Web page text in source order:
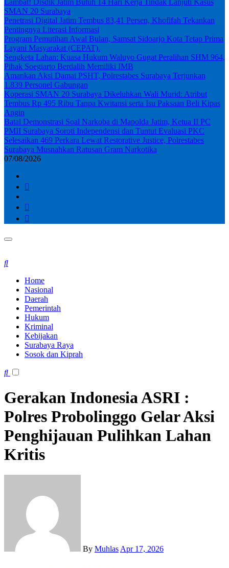
SMAN 20 Surabaya
Penetrasi Digital Jatim Tembus 83,41 Persen, Khofifah Tekankan
Pentingnya Literasi Informasi
Program Pemutihan Awal Bulan, Samsat Sidoarjo Kota Tetap Prima
Layani Masyarakat (CEPAT).
Sengketa Lahan: Kuasa Hukum Waluyo Gugat Peralihan SHM 964,
Pihak Soegiarto Berdalih Memiliki IMB
Amankan Aksi Damai PSHT, Polrestabes Surabaya Terjunkan
1.839 Personel Gabungan
Koperasi SMAN 20 Surabaya Dikeluhkan Wali Murid: Atribut
Tembus Rp 495 Ribu Tanpa Kwitansi serta Isu Paksaan Beli Kipas
Angin
Batal Demonstrasi Soal Narkoba di Mapolda Jatim, Ketua II PC
PMII Surabaya Soroti Independensi dan Tuntut Evaluasi PKC
Selesaikan 469 Perkara Lewat Restorative Justice, Polrestabes
Surabaya Musnahkan Ratusan Gram Narkotika
07/08/2026
Home
Nasional
Daerah
Pemerintah
Hukum
Kriminal
Kebijakan
Surabaya Raya
Sosok dan Kiprah
Gerakan Indonesia ASRI :
Polres Probolinggo Gelar Aksi
Penghijauan Pulihkan Lahan
Kritis
By Muhlas Apr 17, 2026